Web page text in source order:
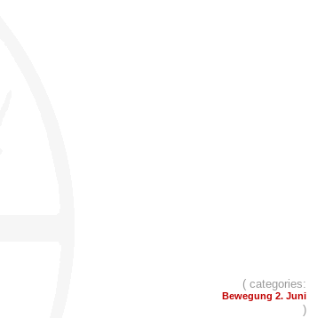
( categories:
Bewegung 2. Juni
)